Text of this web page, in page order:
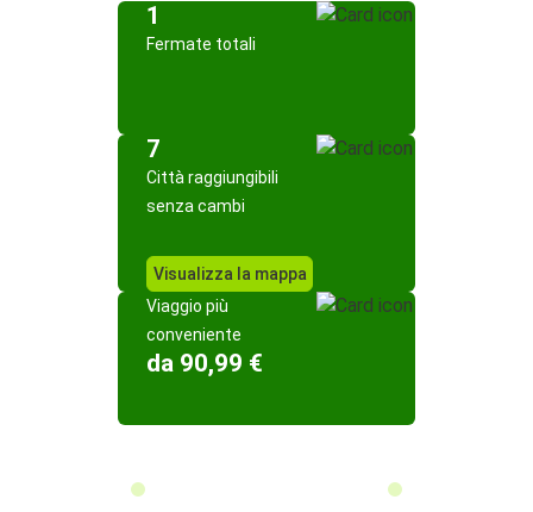
1
Fermate totali
7
Città raggiungibili
senza cambi
Visualizza la mappa
Viaggio più
conveniente
da 90,99 €